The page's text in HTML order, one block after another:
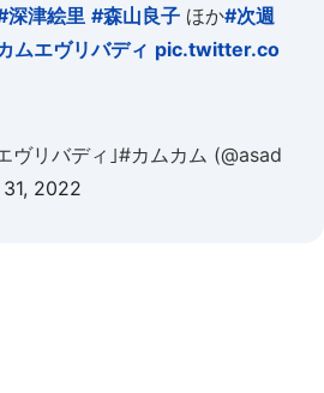
深津絵里 #森山良子 ほか#次週
ムエヴリバディ pic.twitter.co
ヴリバディ｣#カムカム (@asad
2022